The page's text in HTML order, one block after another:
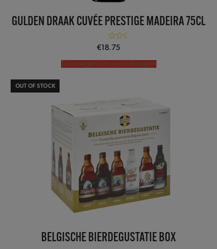
GULDEN DRAAK CUVÉE PRESTIGE MADEIRA 75CL
Gewaardeerd
5.00
€ 18.75
Toevoegen aan winkelwagen
OUT OF STOCK
BELGISCHE BIERDEGUSTATIE BOX